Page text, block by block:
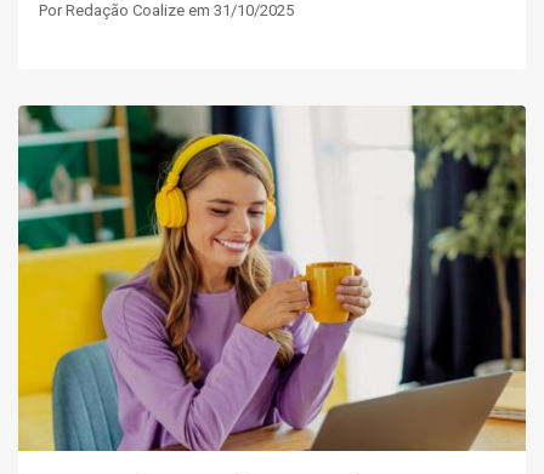
Por Redação Coalize em 31/10/2025